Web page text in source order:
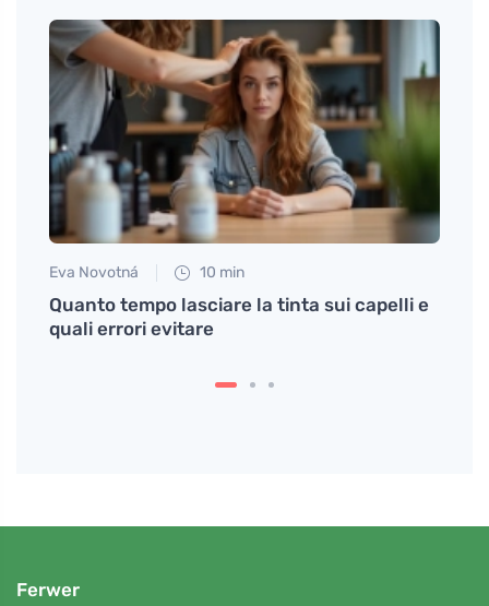
Eva Novotná 10 min
Quanto tempo lasciare la tinta sui capelli e
quali errori evitare
Ferwer